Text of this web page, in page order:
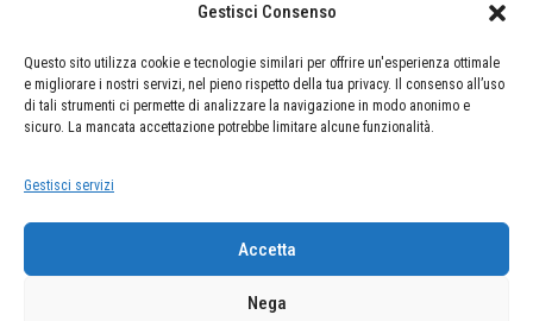
Gestisci Consenso
Questo sito utilizza cookie e tecnologie similari per offrire un'esperienza ottimale
e migliorare i nostri servizi, nel pieno rispetto della tua privacy. Il consenso all’uso
di tali strumenti ci permette di analizzare la navigazione in modo anonimo e
sicuro. La mancata accettazione potrebbe limitare alcune funzionalità.
Gestisci servizi
Accetta
Nega
AZIENDALI A PREVALERE PUÒ ESSERE QUEST’ULTIMA
Articolo successivo
8) DECLARATORIA DI INCOSTITUZIONALITA’ DELL’ART.
92 c. 2 C.P.C. SULLA COMPENSAZIONE DELLE SPESE DI
IL RITORNO DELLE “GRAVI ED ECCEZIONALI RAGIONI”